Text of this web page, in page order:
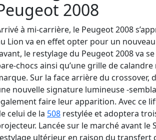
2008
à mi-carrière, le Peugeot 2008
Lion va en effet opter pour un
le restylagedu Peugeot 2008va
chocs ainsi qu’une grille de calandre
Sur la face arrière du crossover,
nouvelle signature lumineuse -
faire leur apparition. Avec ce
celui de la 508 restylée et adoptera
Lancée sur le marché avant le
ylage ultérieur en raison du transfert